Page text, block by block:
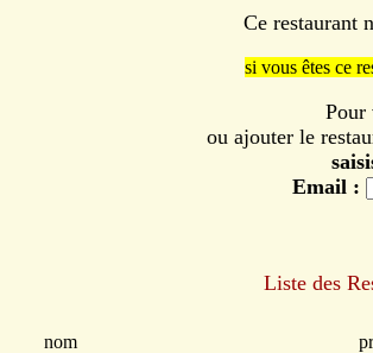
Ce restaurant
si vous êtes ce
Pour
ou ajouter le
Email :
Liste des
nom